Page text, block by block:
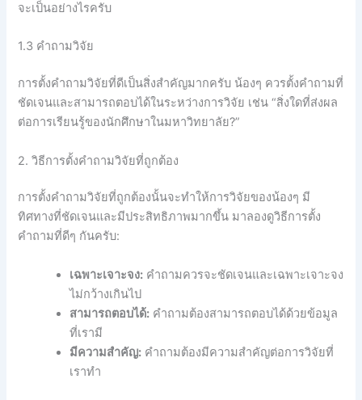
จะเป็นอย่างไรครับ
1.3 คำถามวิจัย
การตั้งคำถามวิจัยที่ดีเป็นสิ่งสำคัญมากครับ น้องๆ ควรตั้งคำถามที่
ชัดเจนและสามารถตอบได้ในระหว่างการวิจัย เช่น “สิ่งใดที่ส่งผล
ต่อการเรียนรู้ของนักศึกษาในมหาวิทยาลัย?”
2. วิธีการตั้งคำถามวิจัยที่ถูกต้อง
การตั้งคำถามวิจัยที่ถูกต้องนั้นจะทำให้การวิจัยของน้องๆ มี
ทิศทางที่ชัดเจนและมีประสิทธิภาพมากขึ้น มาลองดูวิธีการตั้ง
คำถามที่ดีๆ กันครับ:
เฉพาะเจาะจง: คำถามควรจะชัดเจนและเฉพาะเจาะจง
ไม่กว้างเกินไป
สามารถตอบได้: คำถามต้องสามารถตอบได้ด้วยข้อมูล
ที่เรามี
มีความสำคัญ: คำถามต้องมีความสำคัญต่อการวิจัยที่
เราทำ